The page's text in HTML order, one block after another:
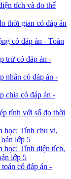
tích và đo thể
thời gian có đáp án
có đáp án - Toán
trừ có đáp án -
nhân có đáp án -
chia có đáp án -
tính với số đo thời
học: Tính chu vi,
lớp 5
học: Tính diện tích,
lớp 5
có đáp án -